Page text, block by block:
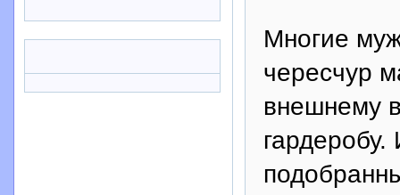
Многие
чересчур
внешнему